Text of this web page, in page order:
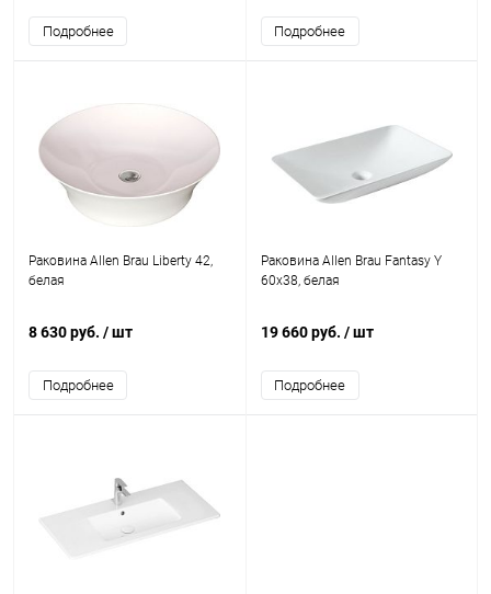
Подробнее Подробнее
Раковина Allen Brau Liberty 42,
белая
8 630 руб. / шт
Подробнее
Раковина Allen Brau Fantasy Y
60x38, белая
19 660 руб. / шт
Подробнее